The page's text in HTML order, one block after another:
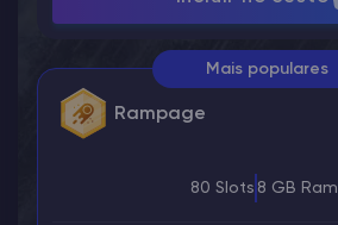
Mais populares
Rampage
80 Slots 8 GB Ram